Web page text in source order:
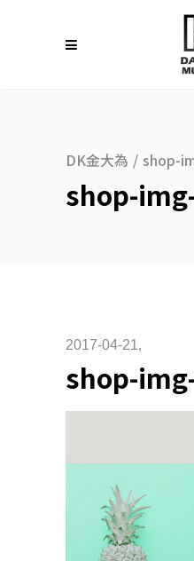
DK金大為 / shop-
shop-
2017-04-21
shop-